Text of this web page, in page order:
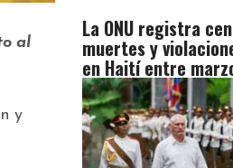
al
y
La ONU registra
muertes y
en Haití entre